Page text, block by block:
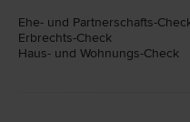
Ehe- und Partnerschafts-
Erbrechts-Check
Haus- und Wohnungs-Check